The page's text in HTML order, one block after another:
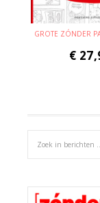
GROTE ZÓNDER
€